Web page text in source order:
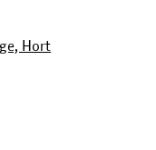
Hort